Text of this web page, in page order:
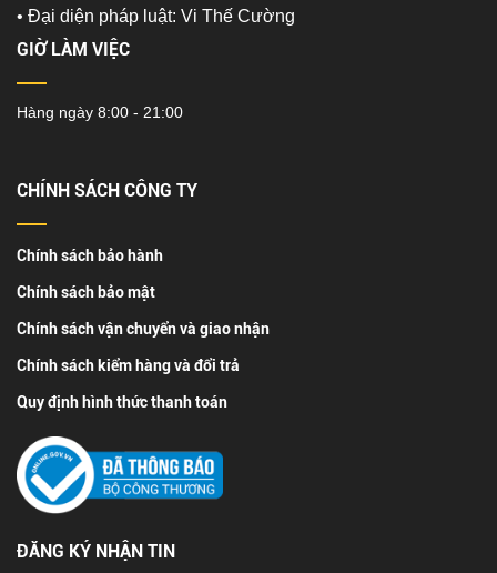
• Đại diện pháp luật: Vi Thế Cường
GIỜ LÀM VIỆC
Hàng ngày 8:00 - 21:00
CHÍNH SÁCH CÔNG TY
Chính sách bảo hành
Chính sách bảo mật
Chính sách vận chuyển và giao nhận
Chính sách kiểm hàng và đổi trả
Quy định hình thức thanh toán
ĐĂNG KÝ NHẬN TIN